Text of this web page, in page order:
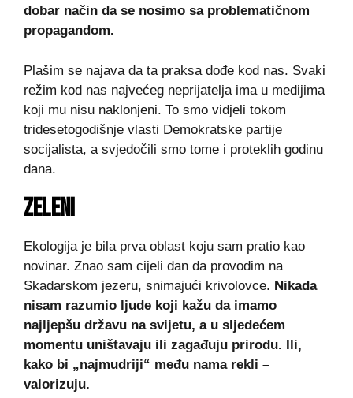
dobar način da se nosimo sa problematičnom
propagandom.
Plašim se najava da ta praksa dođe kod nas. Svaki
režim kod nas najvećeg neprijatelja ima u medijima
koji mu nisu naklonjeni. To smo vidjeli tokom
tridesetogodišnje vlasti Demokratske partije
socijalista, a svjedočili smo tome i proteklih godinu
dana.
ZELENI
Ekologija je bila prva oblast koju sam pratio kao
novinar. Znao sam cijeli dan da provodim na
Skadarskom jezeru, snimajući krivolovce. Nikada
nisam razumio ljude koji kažu da imamo
najljepšu državu na svijetu, a u sljedećem
momentu uništavaju ili zagađuju prirodu. Ili,
kako bi „najmudriji“ među nama rekli –
valorizuju.